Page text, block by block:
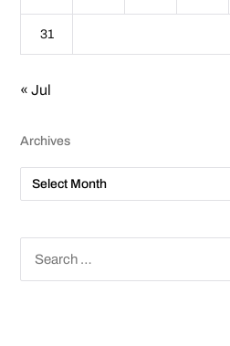
31
« Jul
Archives
A
c
v
S
r